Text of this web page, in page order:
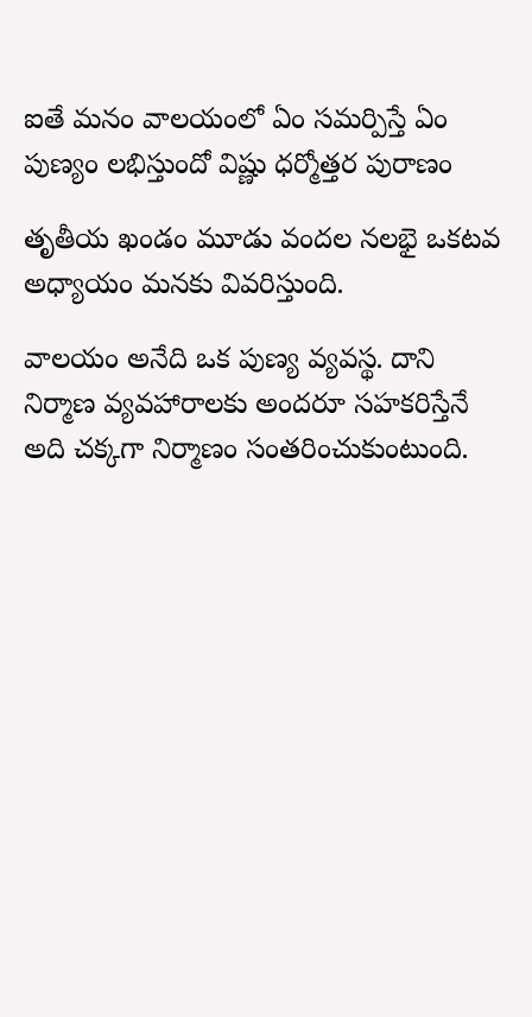
ఐతే మనం దేవాలయంలో ఏం సమర్పిస్తే ఏం
పుణ్యం లభిస్తుందో విష్ణు ధర్మోత్తర పురాణం
తృతీయ ఖండం మూడు వందల నలభై ఒకటవ
అధ్యాయం మనకు వివరిస్తుంది.
దేవాలయం అనేది ఒక పుణ్య వ్యవస్థ. దాని
నిర్మాణ వ్యవహారాలకు అందరూ సహకరిస్తేనే
అది చక్కగా నిర్మాణం సంతరించుకుంటుంది.